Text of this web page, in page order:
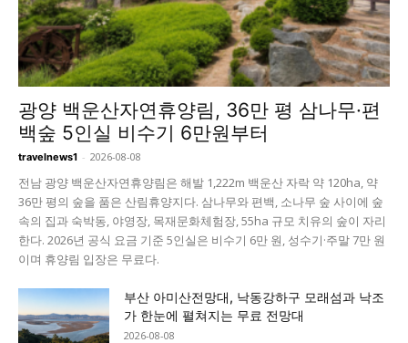
광양 백운산자연휴양림, 36만 평 삼나무·편
백숲 5인실 비수기 6만원부터
travelnews1 - 2026-08-08
전남 광양 백운산자연휴양림은 해발 1,222m 백운산 자락 약 120ha, 약
36만 평의 숲을 품은 산림휴양지다. 삼나무와 편백, 소나무 숲 사이에 숲
속의 집과 숙박동, 야영장, 목재문화체험장, 55ha 규모 치유의 숲이 자리
한다. 2026년 공식 요금 기준 5인실은 비수기 6만 원, 성수기·주말 7만 원
이며 휴양림 입장은 무료다.
부산 아미산전망대, 낙동강하구 모래섬과 낙조
가 한눈에 펼쳐지는 무료 전망대
2026-08-08